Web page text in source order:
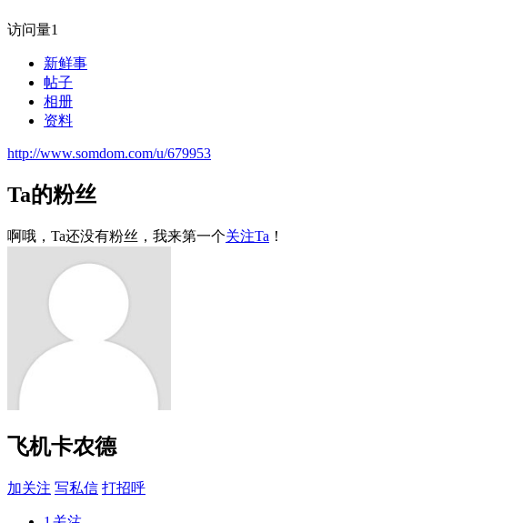
访问量1
新鲜事
帖子
相册
资料
http://www.somdom.com/u/679953
Ta的粉丝
啊哦，Ta还没有粉丝，我来第一个关注Ta ！
飞机卡农德
加关注 写私信 打招呼